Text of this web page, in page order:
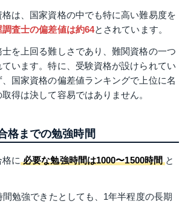
は、国家資格の中でも特に高い難易度を
調査士の偏差値は約64とされています。
を上回る難しさであり、難関資格の一つ
います。特に、受験資格が設けられてい
国家資格の偏差値ランキングで上位に名
得は決して容易ではありません。
格までの勉強時間
格に 必要な勉強時間は1000〜1500時間 と
勉強できたとしても、1年半程度の長期